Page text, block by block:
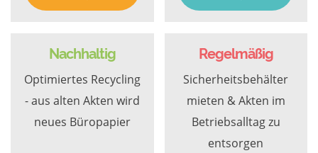
Nachhaltig
Optimiertes Recycling
- aus alten Akten wird
neues Büropapier
Regelmäßig
Sicherheitsbehälter
mieten & Akten im
Betriebsalltag zu
entsorgen